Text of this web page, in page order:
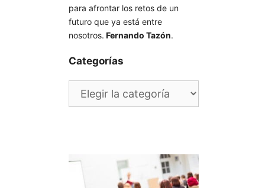
para afrontar los retos de un
futuro que ya está entre
nosotros. Fernando Tazón.
Categorías